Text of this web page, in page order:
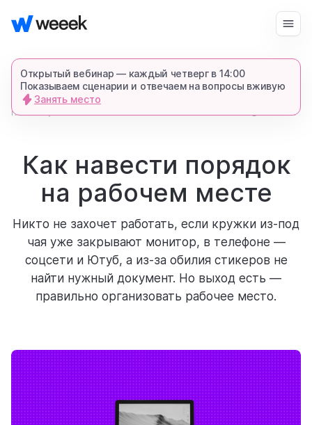
Открытый вебинар — каждый четверг в 14:00
Показываем сценарии и отвечаем на вопросы вживую
Занять место
продукт
возможности
для кого
запросить демонстрацию
Войти Начать бесплатно
главная блог 26709 4 мин.
Как навести порядок
на рабочем месте
Никто не захочет работать, если кружки из-под
чая уже закрывают монитор, в телефоне —
соцсети и Ютуб, а из-за обилия стикеров не
найти нужный документ. Но выход есть —
правильно организовать рабочее место.